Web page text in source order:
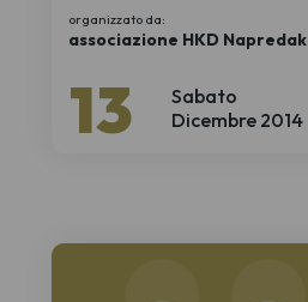
Sabato
13 Dicembre 2014
organizzato da:
associazione HKD Napredak